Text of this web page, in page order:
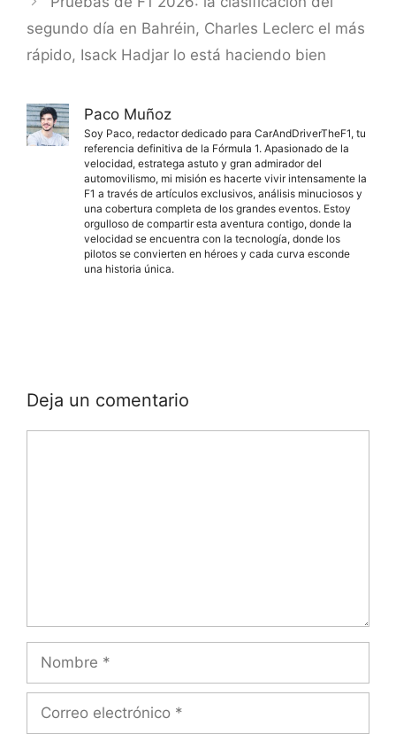
segundo día en Bahréin, Charles Leclerc el más
rápido, Isack Hadjar lo está haciendo bien
Paco Muñoz
Soy Paco, redactor dedicado para CarAndDriverTheF1, tu
referencia definitiva de la Fórmula 1. Apasionado de la
velocidad, estratega astuto y gran admirador del
automovilismo, mi misión es hacerte vivir intensamente la
F1 a través de artículos exclusivos, análisis minuciosos y
una cobertura completa de los grandes eventos. Estoy
orgulloso de compartir esta aventura contigo, donde la
velocidad se encuentra con la tecnología, donde los
pilotos se convierten en héroes y cada curva esconde
una historia única.
Deja un comentario
Nombre
Correo